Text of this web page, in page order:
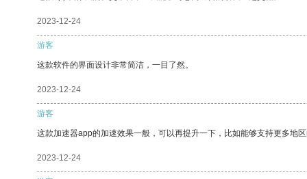
2023-12-24
游客
这款软件的界面设计非常简洁，一目了然。
2023-12-24
游客
这款加速器app的加速效果一般，可以再提升一下，比如能够支持更多地区
2023-12-24